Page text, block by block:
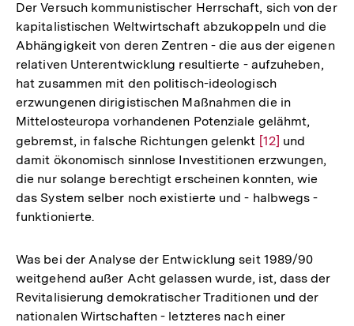
Der Versuch kommunistischer Herrschaft, sich von der
kapitalistischen Weltwirtschaft abzukoppeln und die
Abhängigkeit von deren Zentren - die aus der eigenen
relativen Unterentwicklung resultierte - aufzuheben,
hat zusammen mit den politisch-ideologisch
erzwungenen dirigistischen Maßnahmen die in
Mittelosteuropa vorhandenen Potenziale gelähmt,
gebremst, in falsche Richtungen gelenkt Zur
Auflösung
der
Fußnote
[12] und
damit ökonomisch sinnlose Investitionen erzwungen,
die nur solange berechtigt erscheinen konnten, wie
das System selber noch existierte und - halbwegs -
funktionierte.
Was bei der Analyse der Entwicklung seit 1989/90
weitgehend außer Acht gelassen wurde, ist, dass der
Revitalisierung demokratischer Traditionen und der
nationalen Wirtschaften - letzteres nach einer